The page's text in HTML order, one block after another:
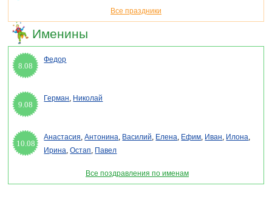
Все праздники
Именины
8.08
Федор
9.08
Герман, Николай
10.08
Анастасия,Антонина, Василий, Елена, Ефим, Иван, Илона,
Ирина,Остап, Павел
Все поздравления по именам